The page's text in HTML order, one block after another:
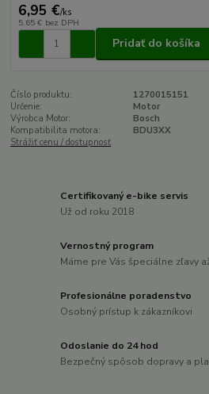
6,95 €/ks
5,65 € bez DPH
Pridať do košíka
Číslo produktu:
1270015151
Určenie:
Motor
Výrobca Motor:
Bosch
Kompatibilita motora:
BDU3XX
Strážiť cenu / dostupnosť
Certifikovaný e-bike servis
Už od roku 2018
Vernostný program
Máme pre Vás špeciálne zľavy
Profesionálne poradenstvo
Osobný prístup k zákazníkovi
Odoslanie do 24 hod
Bezpečný spôsob dopravy a